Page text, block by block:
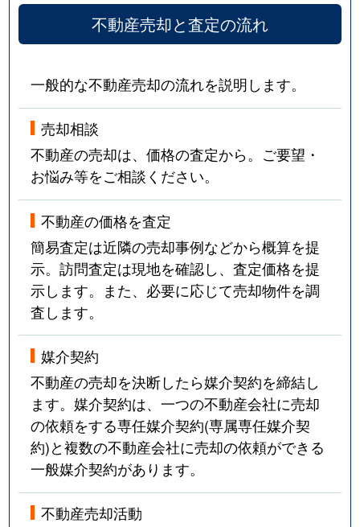
不動産売却と査定の流れ
一般的な不動産売却の流れを説明します。
売却相談
不動産の売却は、価格の査定から。ご要望・
お悩み等をご相談ください。
不動産の価格を査定
簡易査定は近隣の売却事例などから概算を提
示。訪問査定は現地を確認し、査定価格を提
示します。また、必要に応じて売却物件を調
査します。
媒介契約
不動産の売却を決断したら媒介契約を締結し
ます。媒介契約は、一つの不動産会社に売却
の依頼をする専任媒介契約(専属専任媒介契
約)と複数の不動産会社に売却の依頼ができる
一般媒介契約があります。
不動産売却活動